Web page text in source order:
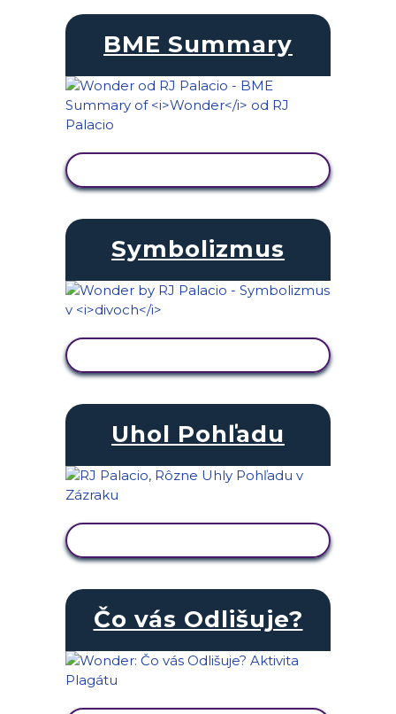
BME Summary
Symbolizmus
Uhol Pohľadu
Čo vás Odlišuje?